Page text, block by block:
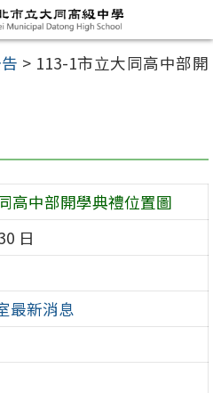
> 113-1市立大同高中部開
高中部開學典禮位置圖
日
最新消息